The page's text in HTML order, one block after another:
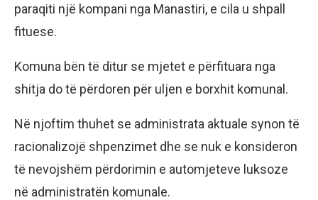
paraqiti një kompani nga Manastiri, e cila u shpall
fituese.
Komuna bën të ditur se mjetet e përfituara nga
shitja do të përdoren për uljen e borxhit komunal.
Në njoftim thuhet se administrata aktuale synon të
racionalizojë shpenzimet dhe se nuk e konsideron
të nevojshëm përdorimin e automjeteve luksoze
në administratën komunale.